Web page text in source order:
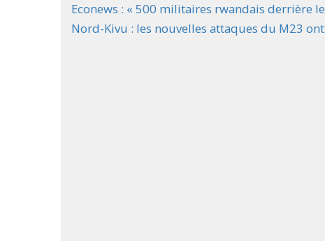
Econews : « 500 militaires rwandais derrière
Nord-Kivu : les nouvelles attaques du M23